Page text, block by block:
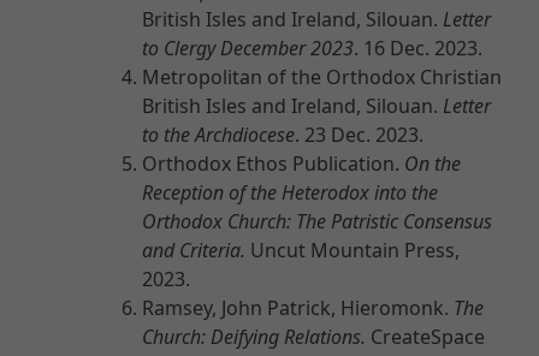
British Isles and Ireland, Silouan. Letter
to Clergy December 2023. 16 Dec. 2023.
Metropolitan of the Orthodox Christian
British Isles and Ireland, Silouan. Letter
to the Archdiocese. 23 Dec. 2023.
Orthodox Ethos Publication. On the
Reception of the Heterodox into the
Orthodox Church: The Patristic Consensus
and Criteria. Uncut Mountain Press,
2023.
Ramsey, John Patrick, Hieromonk. The
Church: Deifying Relations. CreateSpace